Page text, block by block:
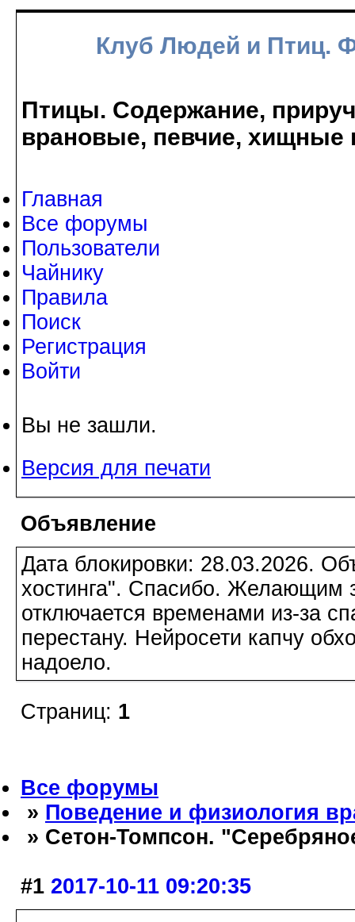
Клуб Людей и Птиц.
Птицы. Содержание,
врановые, певчие, хищные
Главная
Все форумы
Пользователи
Чайнику
Правила
Поиск
Регистрация
Войти
Вы не зашли.
Версия для печати
Объявление
Дата блокировки: 28.03.2026.
хостинга". Спасибо. Желающим
отключается временами из-за
перестану. Нейросети капчу
надоело.
Страниц: 1
Все форумы
» Поведение и физиология
» Сетон-Томпсон.
#1 2017-10-11 09:20:35